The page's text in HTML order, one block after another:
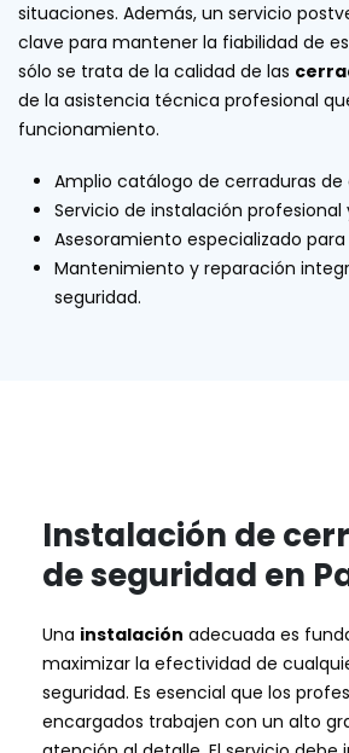
situaciones. Además, un servicio
clave para mantener la fiabilidad de
sólo se trata de la calidad de las
de la asistencia técnica profesional
funcionamiento.
Amplio catálogo de cerraduras de
Servicio de instalación profesional
Asesoramiento especializado
Mantenimiento y reparación
seguridad.
Instalación de
de seguridad en
Una instalación adecuada es
maximizar la efectividad de
seguridad. Es esencial que los
encargados trabajen con un alto